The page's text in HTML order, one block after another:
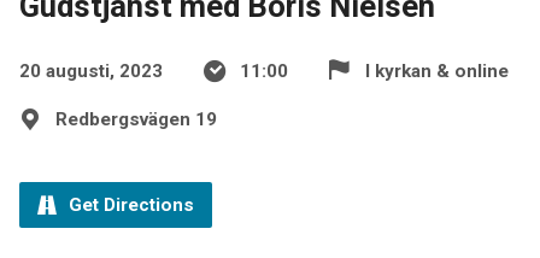
20 augusti, 2023 11:00 I kyrkan & online
Redbergsvägen 19
Get Directions